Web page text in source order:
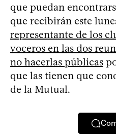
que puedan
que recibirán este
representante de los
voceros en las dos
no hacerlas públicas
que las tienen que
de la Mutual.